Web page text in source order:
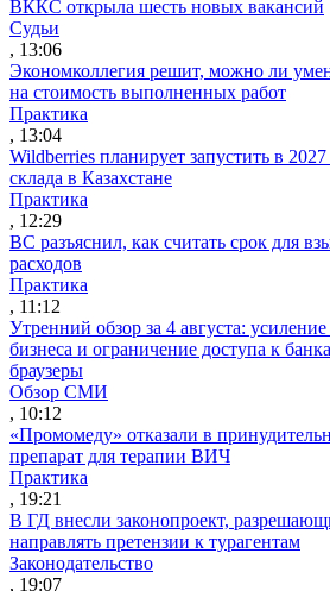
ВККС открыла шесть новых вакансий
Судьи
, 13:06
Экономколлегия решит, можно ли
на стоимость выполненных работ
Практика
, 13:04
Wildberries планирует запустить в
склада в Казахстане
Практика
, 12:29
ВС разъяснил, как считать срок для
расходов
Практика
, 11:12
Утренний обзор за 4 августа:
бизнеса и ограничение доступа к
браузеры
Обзор СМИ
, 10:12
«Промомеду» отказали в
препарат для терапии ВИЧ
Практика
, 19:21
В ГД внесли законопроект,
направлять претензии к турагентам
Законодательство
, 19:07